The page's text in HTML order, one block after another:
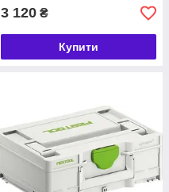
3 120 ₴
Купити